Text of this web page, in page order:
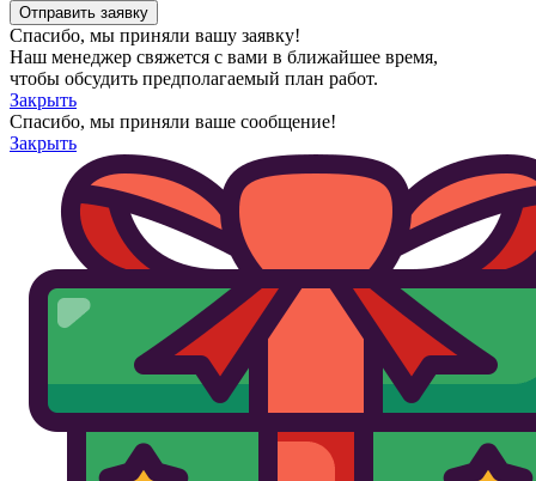
Спасибо, мы приняли вашу заявку!
Наш менеджер свяжется с вами в ближайшее время,
чтобы обсудить предполагаемый план работ.
Закрыть
Спасибо, мы приняли ваше сообщение!
Закрыть